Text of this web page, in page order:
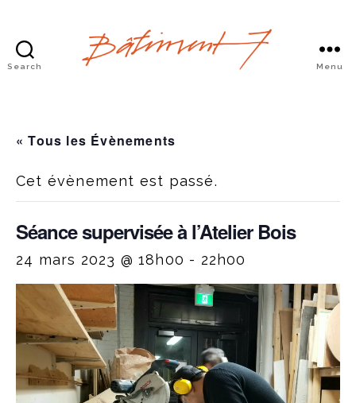
Search Menu
« Tous les Évènements
Cet évènement est passé.
Séance supervisée à l’Atelier Bois
24 mars 2023 @ 18h00 - 22h00